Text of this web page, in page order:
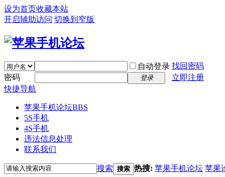
设为首页收藏本站
开启辅助访问 切换到窄版
自动登录 找回密码
密码
登录
立即注册
快捷导航
苹果手机论坛BBS
5S手机
4S手机
违法信息处理
联系我们
搜索 搜索 热搜: 苹果手机论坛 苹果